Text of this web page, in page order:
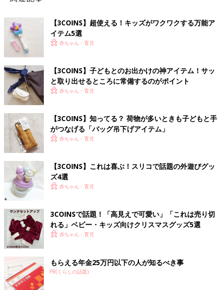
【3COINS】超使える！キッズがワクワクする万能ア
イテム5選
赤ちゃん・育児
【3COINS】子どもとのお出かけの神アイテム！サッ
と取り出せるところに常備するのがポイント
赤ちゃん・育児
【3COINS】知ってる？ 荷物が多いときも子どもと手
がつなげる「バッグ吊下げアイテム」
赤ちゃん・育児
【3COINS】これは喜ぶ！スリコで話題の外遊びグッ
ズ4選
赤ちゃん・育児
3COINSで話題！「高見えで可愛い」「これは売り切
れる」ベビー・キッズ向けクリスマスグッズ5選
赤ちゃん・育児
もらえる年金25万円以下の人が知るべき事
PR(くらしの話題)